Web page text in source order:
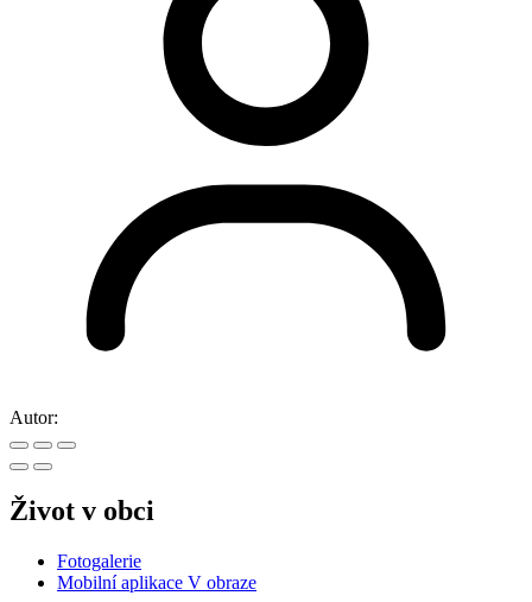
Autor:
Život v obci
Fotogalerie
Mobilní aplikace V obraze